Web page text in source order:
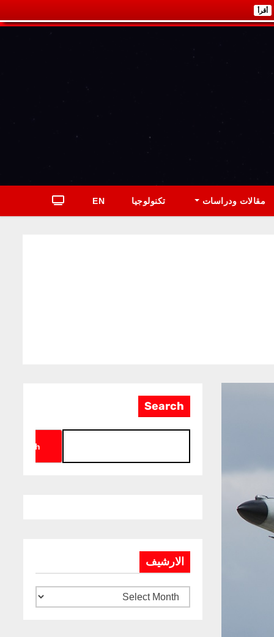
أقرأ
مقالات ودراسات تكنولوجيا EN
Search
Search
الارشيف